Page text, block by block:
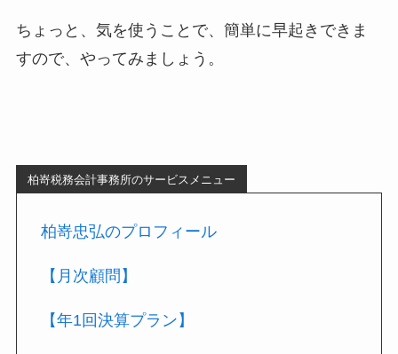
ちょっと、気を使うことで、簡単に早起きできま
すので、やってみましょう。
柏嵜税務会計事務所のサービスメニュー
柏嵜忠弘のプロフィール
【月次顧問】
【年1回決算プラン】